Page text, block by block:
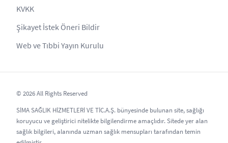
KVKK
Şikayet İstek Öneri Bildir
Web ve Tıbbi Yayın Kurulu
© 2026 All Rights Reserved
SİMA SAĞLIK HİZMETLERİ VE TİC.A.Ş. bünyesinde bulunan site, sağlığı
koruyucu ve geliştirici nitelikte bilgilendirme amaçlıdır. Sitede yer alan
sağlık bilgileri, alanında uzman sağlık mensupları tarafından temin